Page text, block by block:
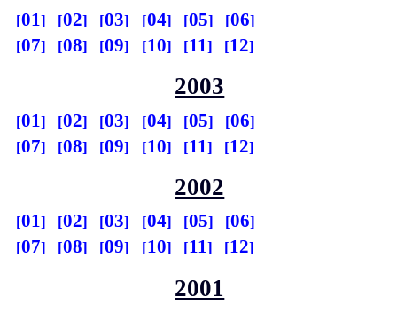
01 02 03 04 05
06
07
08 09 10 11 12
2003
01 02 03 04 05
06
07
08 09 10 11 12
2002
01 02 03 04 05
06
07
08 09 10 11 12
2001